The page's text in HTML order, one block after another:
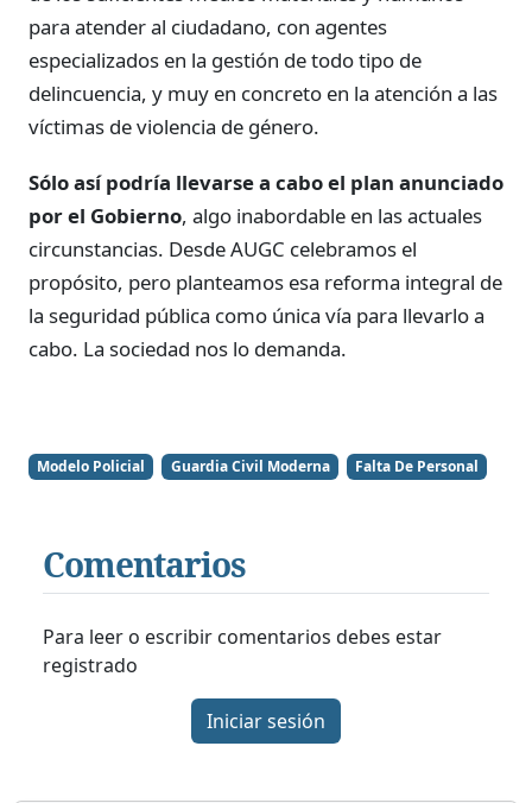
para atender al ciudadano, con agentes
especializados en la gestión de todo tipo de
delincuencia, y muy en concreto en la atención a las
víctimas de violencia de género.
Sólo así podría llevarse a cabo el plan anunciado
por el Gobierno, algo inabordable en las actuales
circunstancias. Desde AUGC celebramos el
propósito, pero planteamos esa reforma integral de
la seguridad pública como única vía para llevarlo a
cabo. La sociedad nos lo demanda.
Modelo Policial Guardia Civil Moderna Falta De Personal
Comentarios
Para leer o escribir comentarios debes estar
registrado
Iniciar sesión